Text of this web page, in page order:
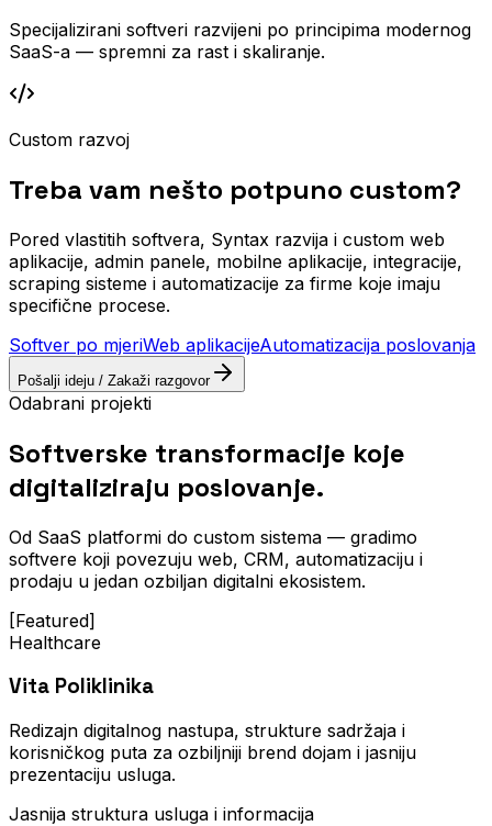
Specijalizirani softveri razvijeni po principima modernog
SaaS-a — spremni za rast i skaliranje.
Custom razvoj
Treba vam nešto potpuno custom?
Pored vlastitih softvera, Syntax razvija i custom web
aplikacije, admin panele, mobilne aplikacije, integracije,
scraping sisteme i automatizacije za firme koje imaju
specifične procese.
Softver po mjeriWeb aplikacijeAutomatizacija poslovanja
Pošalji ideju / Zakaži razgovor
Odabrani projekti
Softverske transformacije koje
digitaliziraju poslovanje.
Od SaaS platformi do custom sistema — gradimo
softvere koji povezuju web, CRM, automatizaciju i
prodaju u jedan ozbiljan digitalni ekosistem.
[Featured]
Healthcare
Vita Poliklinika
Redizajn digitalnog nastupa, strukture sadržaja i
korisničkog puta za ozbiljniji brend dojam i jasniju
prezentaciju usluga.
Jasnija struktura usluga i informacija